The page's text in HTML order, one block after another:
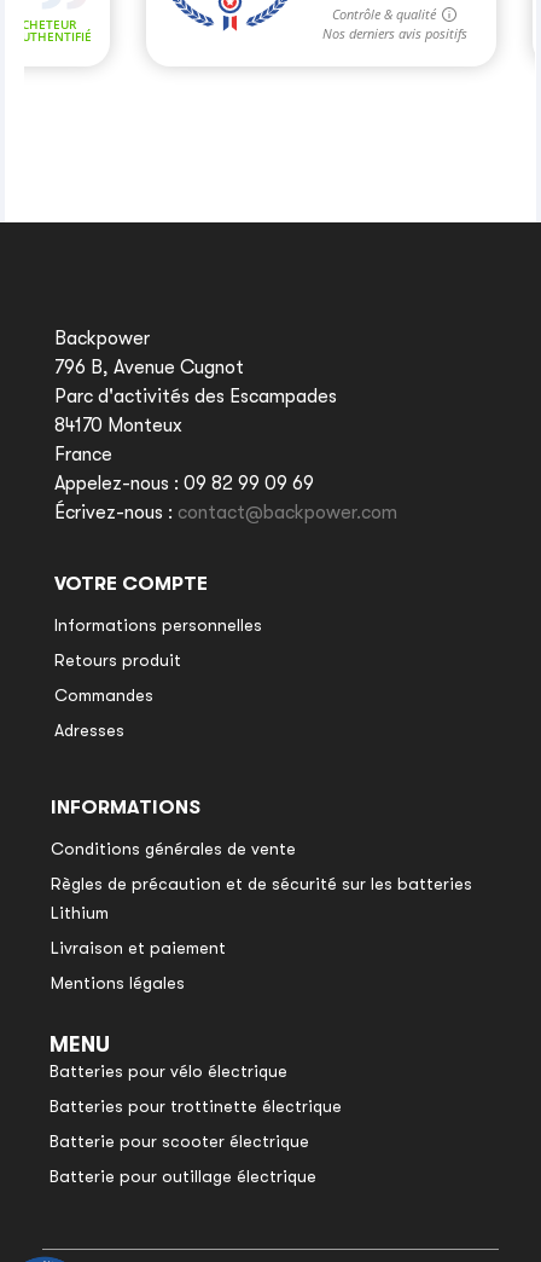
Backpower
796 B, Avenue Cugnot
Parc d'activités des Escampades
84170 Monteux
France
Appelez-nous : 09 82 99 09 69
Écrivez-nous : contact@backpower.com
VOTRE COMPTE
Informations personnelles
Retours produit
Commandes
Adresses
INFORMATIONS
Conditions générales de vente
Règles de précaution et de sécurité sur les batteries
Lithium
Livraison et paiement
Mentions légales
MENU
Batteries pour vélo électrique
Batteries pour trottinette électrique
Batterie pour scooter électrique
Batterie pour outillage électrique